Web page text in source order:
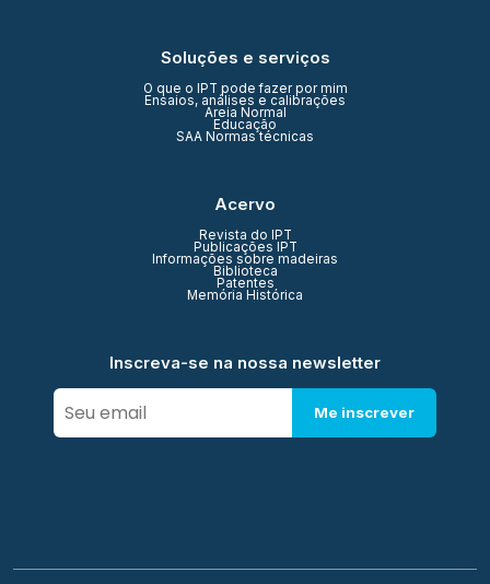
Soluções e serviços
O que o IPT pode fazer por mim
Ensaios, análises e calibrações
Areia Normal
Educação
SAA Normas técnicas
Acervo
Revista do IPT
Publicações IPT
Informações sobre madeiras
Biblioteca
Patentes
Memória Histórica
Inscreva-se na nossa newsletter
Me inscrever